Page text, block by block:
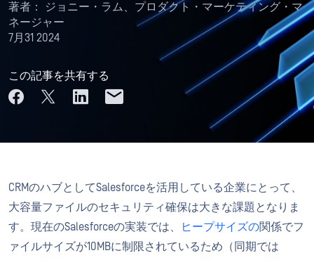
著者：
ジョニー・ラム、プロダクト・マーケティング・マ
ネージャー
7月31 2024
この記事を共有する
CRMのハブとしてSalesforceを活用している企業にとって、
大容量ファイルのセキュリティ確保は大きな課題となりま
す。現在のSalesforceの実装では、
ヒープサイズの関係でフ
ァイルサイズが10MBに制限されているため（同期では